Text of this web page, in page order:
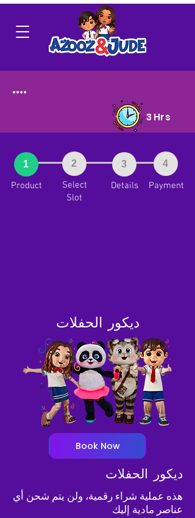
....
3 Hrs
3
Details
4
Payment
1
Product
2
Select
Slot
ديكور الحفلات
Book Now
ديكور الحفلات
هذه عملية شراء رقمية، ولن يتم شحن أي
عناصر مادية إليك